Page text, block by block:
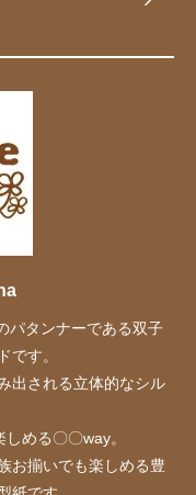
パタンナーである双子
です。
出される立体的なシル
める〇〇way。
お揃いでも楽しめる豊